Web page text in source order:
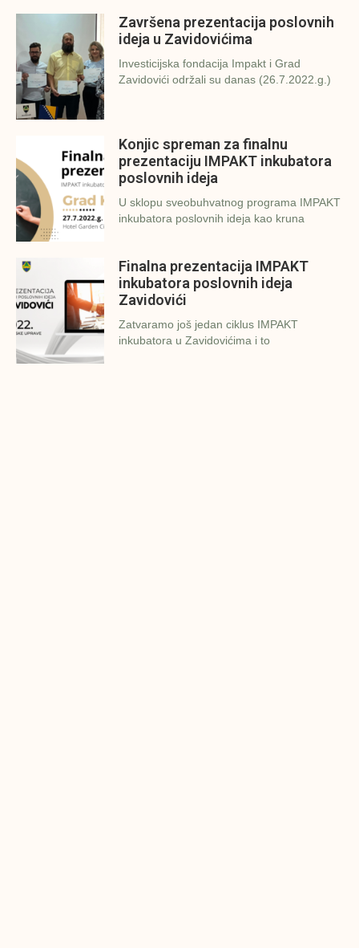
Završena prezentacija poslovnih
ideja u Zavidovićima
Investicijska fondacija Impakt i Grad
Zavidovići održali su danas (26.7.2022.g.)
Konjic spreman za finalnu
prezentaciju IMPAKT inkubatora
poslovnih ideja
U sklopu sveobuhvatnog programa IMPAKT
inkubatora poslovnih ideja kao kruna
Finalna prezentacija IMPAKT
inkubatora poslovnih ideja
Zavidovići
Zatvaramo još jedan ciklus IMPAKT
inkubatora u Zavidovićima i to